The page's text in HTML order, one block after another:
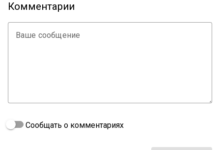
Комментарии
Ваше сообщение
Сообщать о комментариях